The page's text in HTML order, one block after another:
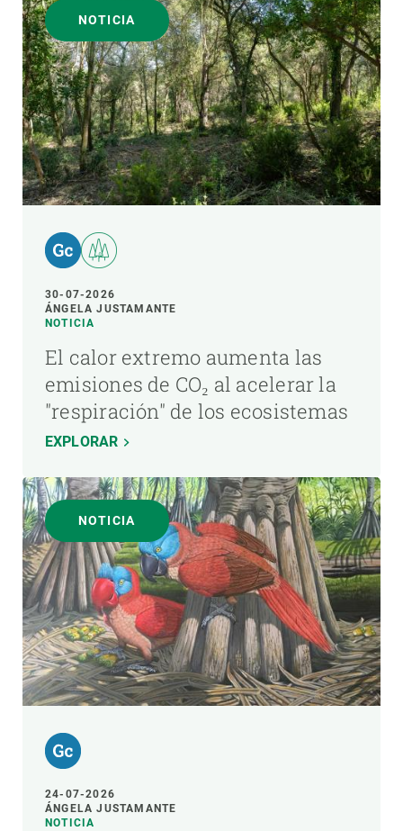
NOTICIA
30-07-2026
ÁNGELA JUSTAMANTE
NOTICIA
El calor extremo aumenta las
emisiones de CO₂ al acelerar la
"respiración" de los ecosistemas
EXPLORAR
NOTICIA
24-07-2026
ÁNGELA JUSTAMANTE
NOTICIA